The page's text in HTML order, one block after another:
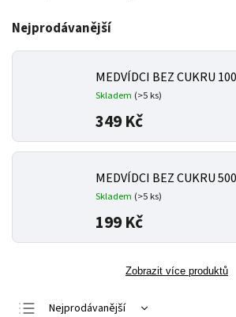
Nejprodávanější
MEDVÍDCI BEZ CUKRU
Skladem (>5 ks)
349 Kč
MEDVÍDCI BEZ CUKRU
Skladem (>5 ks)
199 Kč
Zobrazit více produktů
Nejprodávanější